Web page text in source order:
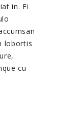
in. Ei
lobortis
cu